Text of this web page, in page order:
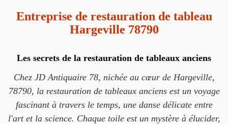
Entreprise de restauration de tableau
Hargeville 78790
Les secrets de la restauration de tableaux anciens
Chez JD Antiquaire 78, nichée au cœur de Hargeville,
78790, la restauration de tableaux anciens est un voyage
fascinant à travers le temps, une danse délicate entre
l'art et la science. Chaque toile est un mystère à élucider,